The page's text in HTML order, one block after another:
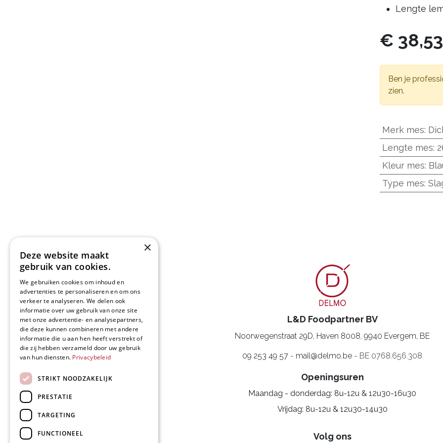
Lengte
€ 38,53
Ben je
zien.
Merk mes:
Lengte mes:
Kleur mes:
Type mes:
L&D Foodpartner BV
Noorwegenstraat 29D, Haven 8008, 9940 Evergem, BE
09 253 49 57 - mail@delmo.be - BE 0768.656.308
Openingsuren
Maandag - donderdag: 8u-12u & 12u30-16u30
Vrijdag: 8u-12u & 12u30-14u30
Volg ons
×
Deze website maakt
gebruik van cookies.
We gebruiken cookies om inhoud en
advertenties te personaliseren en om ons
verkeer te analyseren. We delen ook
informatie over uw gebruik van onze site
met onze advertentie- en analysepartners,
die deze kunnen combineren met andere
informatie die u aan hen heeft verstrekt of
die zij hebben verzameld door uw gebruik
van hun diensten. Privacybeleid
STRIKT NOODZAKELIJK
PRESTATIE
TARGETING
FUNCTIONEEL